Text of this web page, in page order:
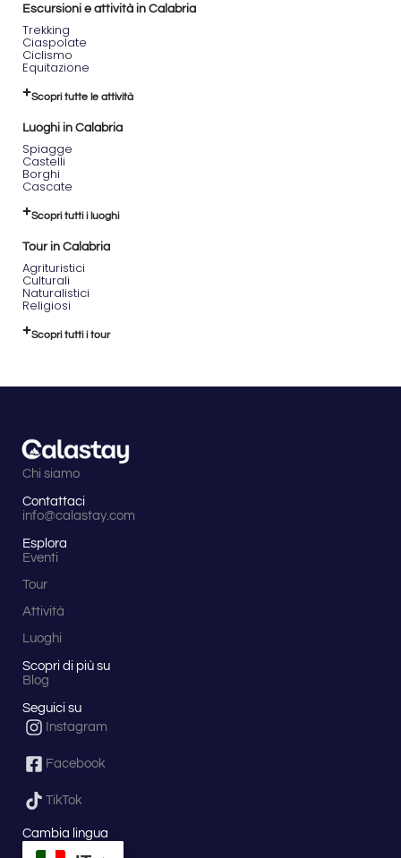
Escursioni e attività in Calabria
Trekking
Ciaspolate
Ciclismo
Equitazione
Scopri tutte le attività
Luoghi in Calabria
Spiagge
Castelli
Borghi
Cascate
Scopri tutti i luoghi
Tour in Calabria
Agrituristici
Culturali
Naturalistici
Religiosi
Scopri tutti i tour
Chi siamo
Contattaci
info@calastay.com
Esplora
Eventi
Tour
Attività
Luoghi
Scopri di più su
Blog
Seguici su
Instagram
Facebook
TikTok
Cambia lingua